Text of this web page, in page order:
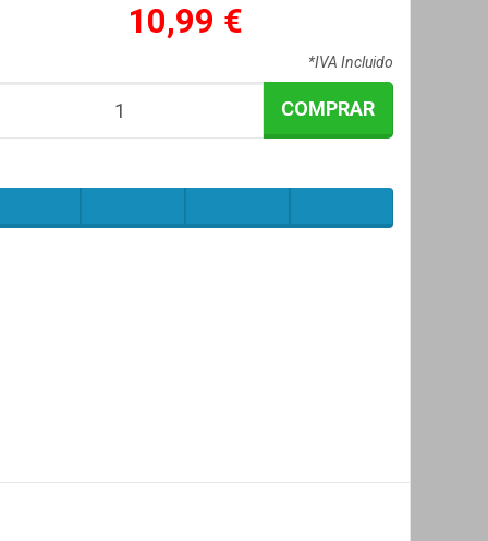
10,99 €
*IVA Incluido
COMPRAR